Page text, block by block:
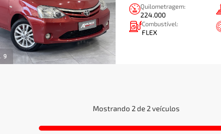
9
Quilometragem:
224.000
Combustível:
FLEX
Mostrando 2 de 2 veículos